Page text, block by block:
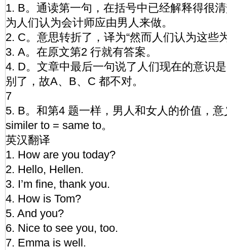
1. B。通读第一句，在括号中已经解释得很
为人们认为会计师应由男人来做。
2. C。意思转折了，译为“然而人们认为这些
3. A。在原文第2 行就有答案。
4. D。文章中最后一句说了人们现在的意识
别了，故A、B、C 都不对。
7
5. B。和第4 题一样，男人和女人的价值，
similer to = same to。
英汉翻译
1. How are you today?
2. Hello, Hellen.
3. I’m fine, thank you.
4. How is Tom?
5. And you?
6. Nice to see you, too.
7. Emma is well.